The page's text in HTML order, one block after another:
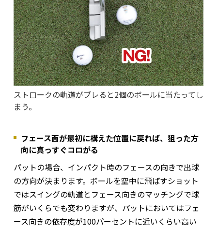
ストロークの軌道がブレると2個のボールに当たってし
まう。
フェース面が最初に構えた位置に戻れば、狙った方
向に真っすぐコロがる
パットの場合、インパクト時のフェースの向きで出球
の方向が決まります。ボールを空中に飛ばすショット
ではスイングの軌道とフェース向きのマッチングで球
筋がいくらでも変わりますが、パットにおいてはフェ
ース向きの依存度が100パーセントに近いくらい高い